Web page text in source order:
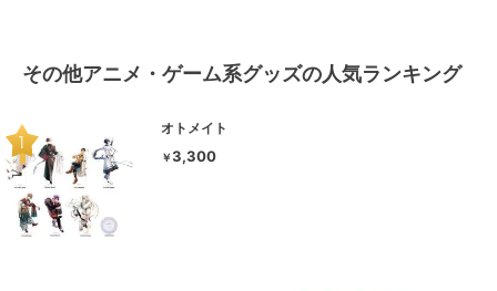
その他アニメ・ゲーム系グッズの人気ランキング
オトメイト
￥3,300